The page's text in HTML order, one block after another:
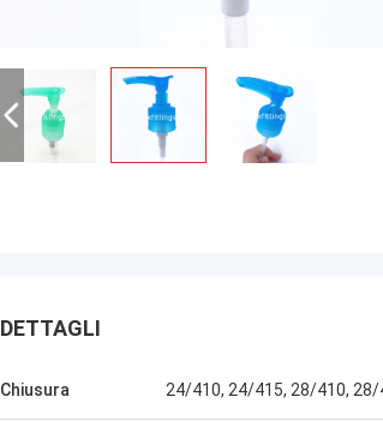
DETTAGLI
Chiusura 24/410, 24/415, 28/410, 28/